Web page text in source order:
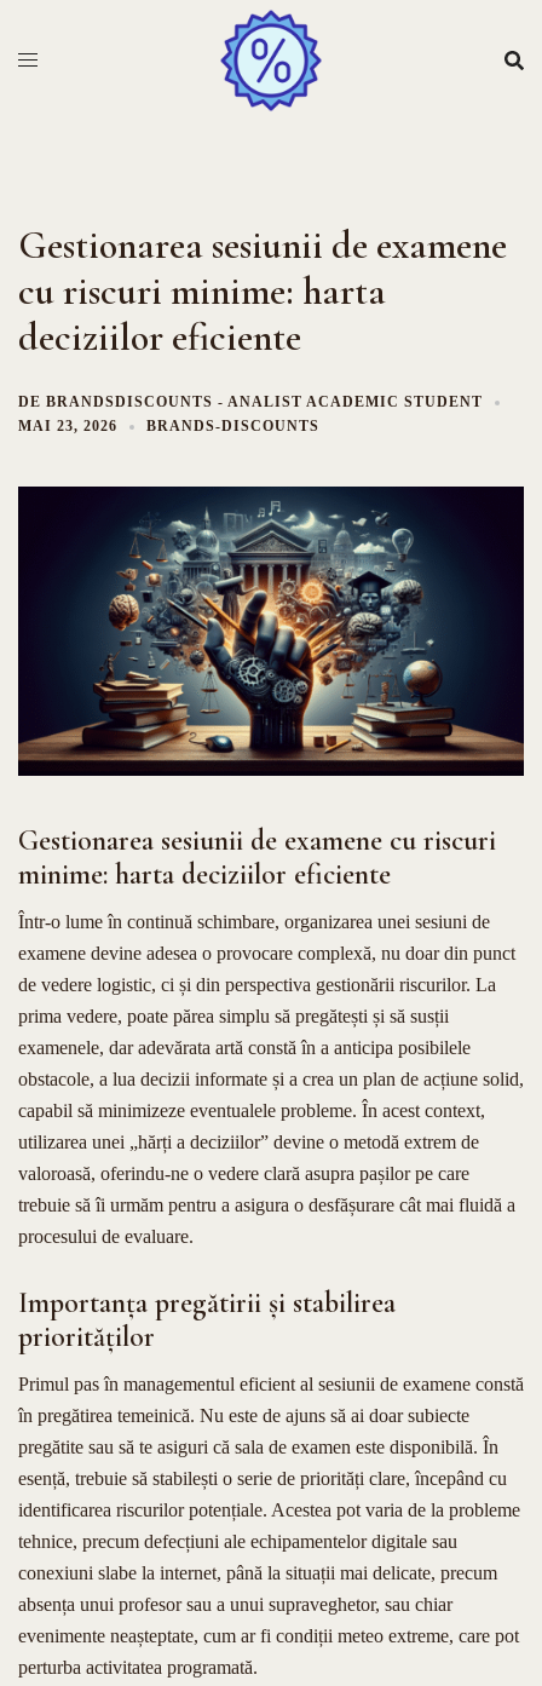
Gestionarea sesiunii de examene
cu riscuri minime: harta
deciziilor eficiente
DE BRANDSDISCOUNTS - ANALIST ACADEMIC STUDENT
MAI 23, 2026
BRANDS-DISCOUNTS
Gestionarea sesiunii de examene cu riscuri
minime: harta deciziilor eficiente
Într-o lume în continuă schimbare, organizarea unei sesiuni de
examene devine adesea o provocare complexă, nu doar din punct
de vedere logistic, ci și din perspectiva gestionării riscurilor. La
prima vedere, poate părea simplu să pregătești și să susții
examenele, dar adevărata artă constă în a anticipa posibilele
obstacole, a lua decizii informate și a crea un plan de acțiune solid,
capabil să minimizeze eventualele probleme. În acest context,
utilizarea unei „hărți a deciziilor” devine o metodă extrem de
valoroasă, oferindu-ne o vedere clară asupra pașilor pe care
trebuie să îi urmăm pentru a asigura o desfășurare cât mai fluidă a
procesului de evaluare.
Importanța pregătirii și stabilirea
priorităților
Primul pas în managementul eficient al sesiunii de examene constă
în pregătirea temeinică. Nu este de ajuns să ai doar subiecte
pregătite sau să te asiguri că sala de examen este disponibilă. În
esență, trebuie să stabilești o serie de priorități clare, începând cu
identificarea riscurilor potențiale. Acestea pot varia de la probleme
tehnice, precum defecțiuni ale echipamentelor digitale sau
conexiuni slabe la internet, până la situații mai delicate, precum
absența unui profesor sau a unui supraveghetor, sau chiar
evenimente neașteptate, cum ar fi condiții meteo extreme, care pot
perturba activitatea programată.